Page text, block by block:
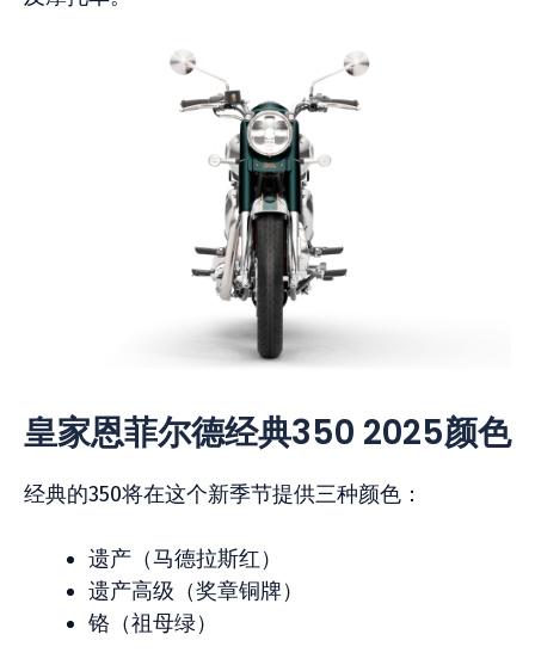
皇家恩菲尔德经典350 2025颜色
经典的350将在这个新季节提供三种颜色：
遗产（马德拉斯红）
遗产高级（奖章铜牌）
铬（祖母绿）